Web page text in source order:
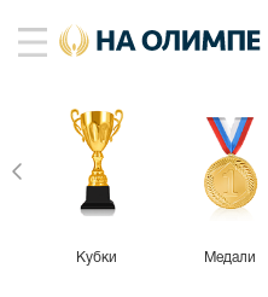
Кубки Медали
живое фото